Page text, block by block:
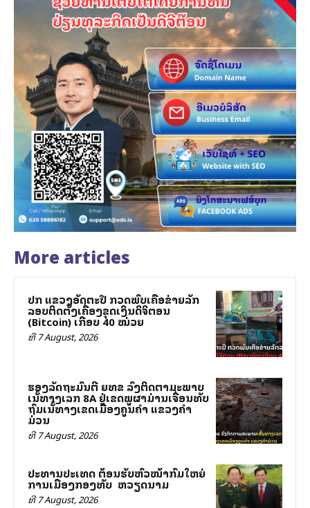
More articles
ປກສ ແຂວງອັດຕະປື ກວດພົບເຄືອຂ່າຍລັກ
ລອບຕິດຕັ້ງເຄື່ອງຂຸດເງິນດິຈິຕອນ
(Bitcoin) ເກືອບ 40 ໝ່ວຍ
ທີ 7 August, 2026
ຮອງລັດຖະມົນຕີ ຍທຂ ລົງຕິດຕາມສະພາບ
ເສັ້ນທາງເລກ 8A ຢູ່ເຂດພູຜາມ່ານເຈື່ອນທັບ
ຖົມເສັ້ນທາງເຂດເມືອງຄູນຄໍາ ແຂວງຄໍາ
ມ່ວນ
ທີ 7 August, 2026
ປະທານປະເທດ ຕ້ອນຮັບຫົວໜ້າກົມໃຫຍ່
ການເມືອງກອງທັບ ສສ ຫວຽດນາມ
ທີ 7 August, 2026